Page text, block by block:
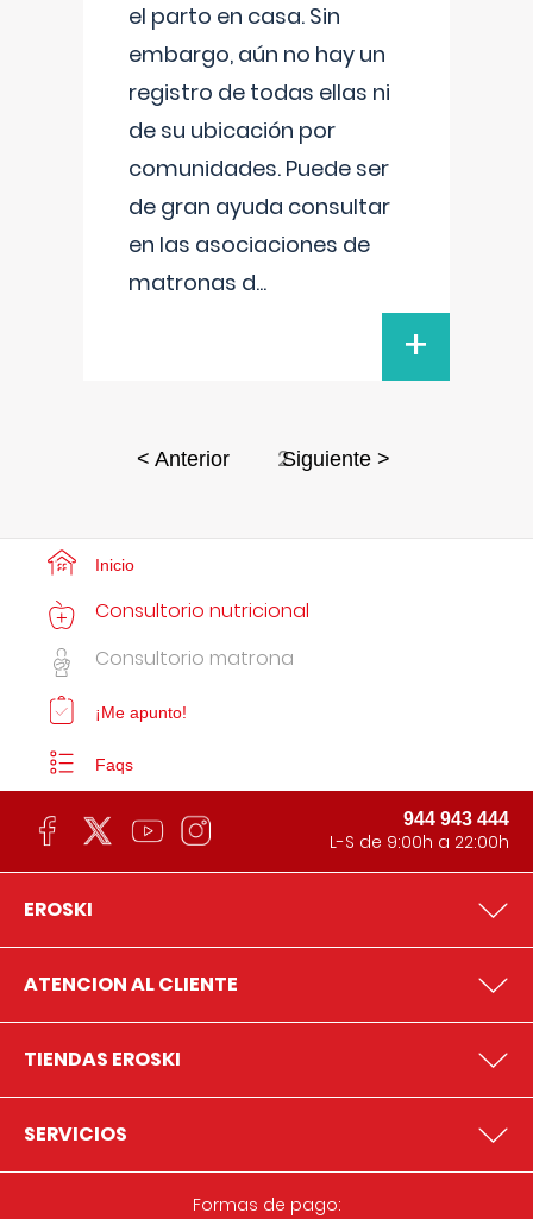
el parto en casa. Sin
embargo, aún no hay un
registro de todas ellas ni
de su ubicación por
comunidades. Puede ser
de gran ayuda consultar
en las asociaciones de
matronas d...
+
< Anterior 2Siguiente >
Inicio
Consultorio nutricional
Consultorio matrona
¡Me apunto!
Faqs
944 943 444
L-S de 9:00h a 22:00h
EROSKI
ATENCION AL CLIENTE
TIENDAS EROSKI
SERVICIOS
Formas de pago: